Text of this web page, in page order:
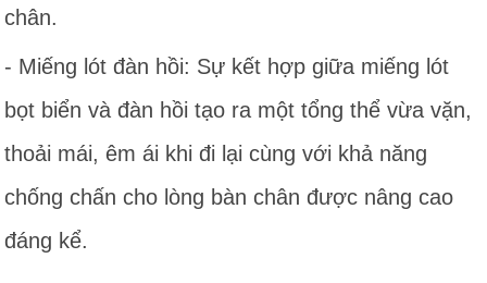
chân.
- Miếng lót đàn hồi: Sự kết hợp giữa miếng lót
bọt biển và đàn hồi tạo ra một tổng thể vừa vặn,
thoải mái, êm ái khi đi lại cùng với khả năng
chống chấn cho lòng bàn chân được nâng cao
đáng kể.